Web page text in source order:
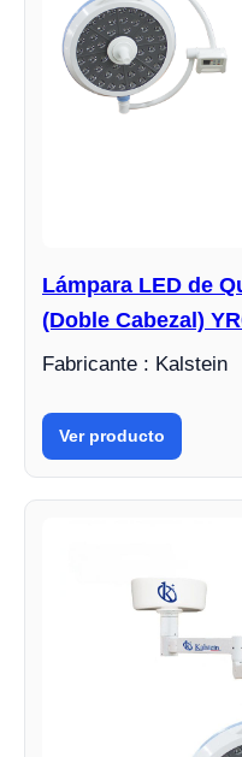
Lámpara LED de
(Doble Cabezal)
Fabricante : Kalstein
Ver producto